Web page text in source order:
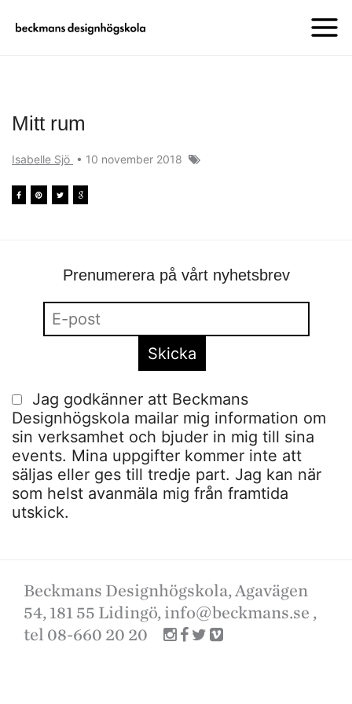
Mitt rum
Isabelle Sjö • 10 november 2018
Prenumerera på vårt nyhetsbrev
Jag godkänner att Beckmans
Designhögskola mailar mig information om
sin verksamhet och bjuder in mig till sina
events. Mina uppgifter kommer inte att
säljas eller ges till tredje part. Jag kan när
som helst avanmäla mig från framtida
utskick.
Beckmans Designhögskola, Agavägen
54, 181 55 Lidingö, info@beckmans.se ,
tel 08-660 20 20